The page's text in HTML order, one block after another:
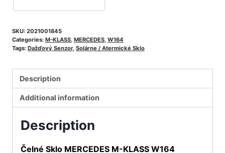
SKU: 2021001845
Categories: M-KLASS MERCEDES W164
Tags: Dažďový Senzor, Solárne / Atermické Sklo
Description
Additional information
Description
Čelné Sklo MERCEDES M-KLASS W164